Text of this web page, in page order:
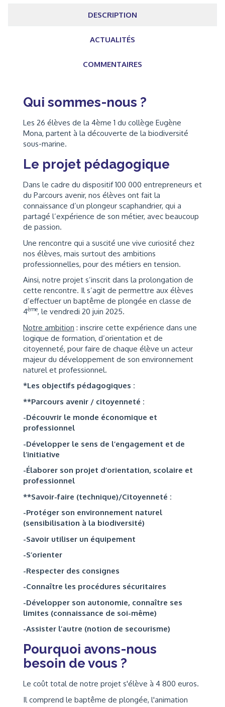
DESCRIPTION
ACTUALITÉS
COMMENTAIRES
Qui sommes-nous ?
Les 26 élèves de la 4ème 1 du collège Eugène
Mona, partent à la découverte de la biodiversité
sous-marine.
Le projet pédagogique
Dans le cadre du dispositif 100 000 entrepreneurs et
du Parcours avenir, nos élèves ont fait la
connaissance d’un plongeur scaphandrier, qui a
partagé l’expérience de son métier, avec beaucoup
de passion.
Une rencontre qui a suscité une vive curiosité chez
nos élèves, mais surtout des ambitions
professionnelles, pour des métiers en tension.
Ainsi, notre projet s’inscrit dans la prolongation de
cette rencontre. Il s’agit de permettre aux élèves
d’effectuer un baptême de plongée en classe de
4ème, le vendredi 20 juin 2025.
Notre ambition : inscrire cette expérience dans une
logique de formation, d’orientation et de
citoyenneté, pour faire de chaque élève un acteur
majeur du développement de son environnement
naturel et professionnel.
*Les objectifs pédagogiques :
**Parcours avenir / citoyenneté :
-Découvrir le monde économique et
professionnel
-Développer le sens de l’engagement et de
l’initiative
-Élaborer son projet d’orientation, scolaire et
professionnel
**Savoir-faire (technique)/Citoyenneté :
-Protéger son environnement naturel
(sensibilisation à la biodiversité)
-Savoir utiliser un équipement
-S’orienter
-Respecter des consignes
-Connaître les procédures sécuritaires
-Développer son autonomie, connaître ses
limites (connaissance de soi-même)
-Assister l’autre (notion de secourisme)
Pourquoi avons-nous
besoin de vous ?
Le coût total de notre projet s'élève à 4 800 euros.
Il comprend le baptême de plongée, l'animation